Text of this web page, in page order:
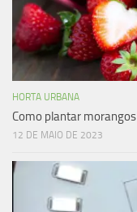
HORTA URBANA
Como plantar morangos
12 DE MAIO DE 2023